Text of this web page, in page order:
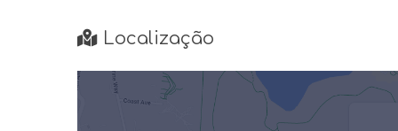
Localização